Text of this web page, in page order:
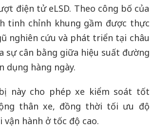
điện tử eLSD. Theo công bố của
tinh chỉnh khung gầm được thực
nghiên cứu và phát triển tại châu
sự cân bằng giữa hiệu suất đường
dụng hàng ngày.
này cho phép xe kiểm soát tốt
thân xe, đồng thời tối ưu độ
vận hành ở tốc độ cao.